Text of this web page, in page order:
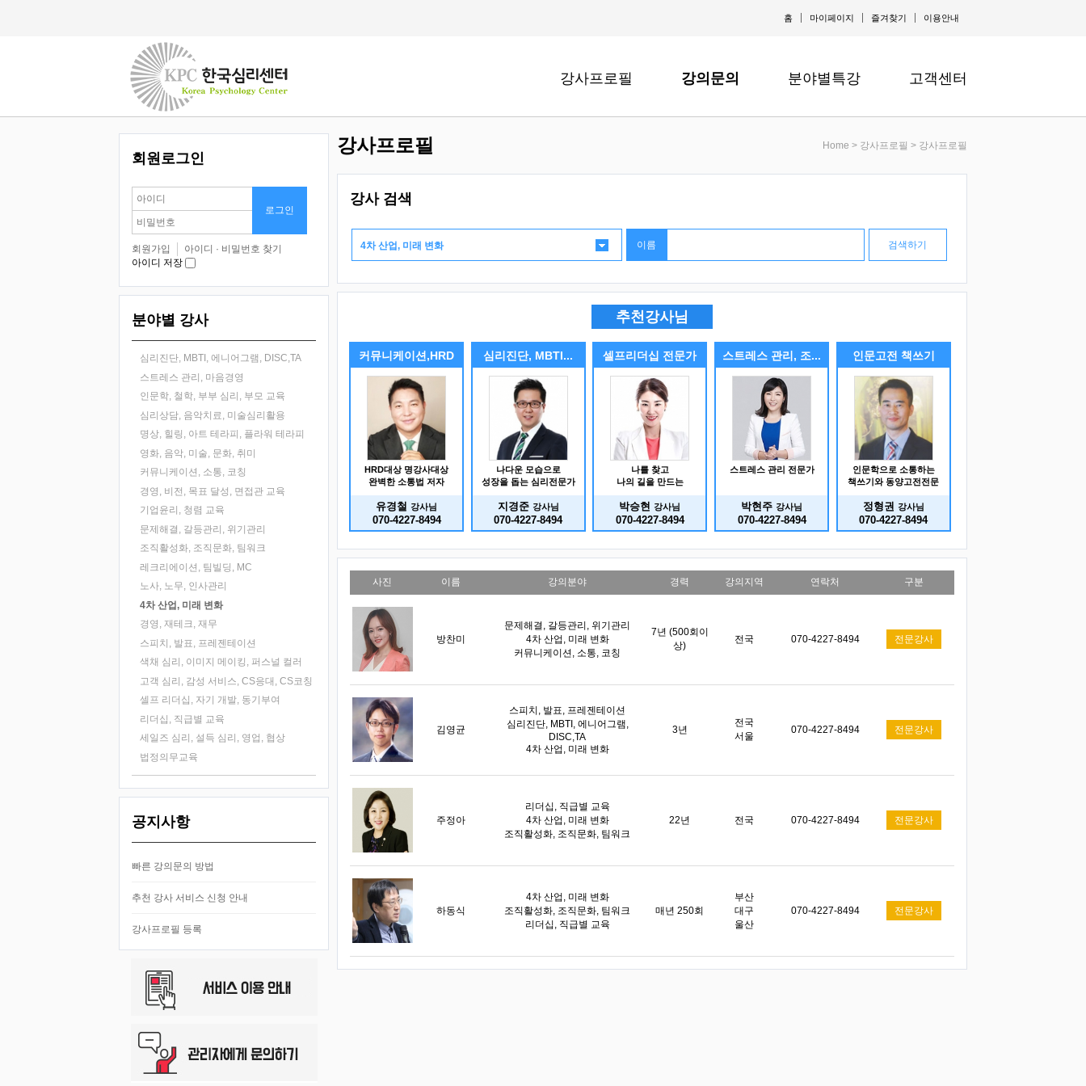
홈 마이페이지 즐겨찾기 이용안내
강사프로필 강의문의 분야별특강 고객센터
회원로그인
회원가입
아이디 · 비밀번호 찾기
아이디 저장
분야별 강사
심리진단, MBTI, 에니어그램, DISC,TA
스트레스 관리, 마음경영
인문학, 철학, 부부 심리, 부모 교육
심리상담, 음악치료, 미술심리활용
명상, 힐링, 아트 테라피, 플라워 테라피
영화, 음악, 미술, 문화, 취미
커뮤니케이션, 소통, 코칭
경영, 비전, 목표 달성, 면접관 교육
기업윤리, 청렴 교육
문제해결, 갈등관리, 위기관리
조직활성화, 조직문화, 팀워크
레크리에이션, 팀빌딩, MC
노사, 노무, 인사관리
4차 산업, 미래 변화
경영, 재테크, 재무
스피치, 발표, 프레젠테이션
색채 심리, 이미지 메이킹, 퍼스널 컬러
고객 심리, 감성 서비스, CS응대, CS코칭
셀프 리더십, 자기 개발, 동기부여
리더십, 직급별 교육
세일즈 심리, 설득 심리, 영업, 협상
법정의무교육
공지사항
빠른 강의문의 방법
추천 강사 서비스 신청 안내
강사프로필 등록
강사프로필 Home > 강사프로필 > 강사프로필
강사 검색
이름
추천강사님
커뮤니케이션,HRD
HRD대상 명강사대상
완벽한 소통법 저자
유경철 강사님
070-4227-8494
심리진단, MBTI...
나다운 모습으로
성장을 돕는 심리전문가
지경준 강사님
070-4227-8494
셀프리더십 전문가
나를 찾고
나의 길을 만드는
박승현 강사님
070-4227-8494
스트레스 관리, 조...
스트레스 관리 전문가
박현주 강사님
070-4227-8494
인문고전 책쓰기
인문학으로 소통하는
책쓰기와 동양고전전문
정형권 강사님
070-4227-8494
사진 이름 강의분야 경력 강의지역 연락처 구분
방찬미
문제해결, 갈등관리, 위기관리
4차 산업, 미래 변화
커뮤니케이션, 소통, 코칭
7년 (500회이
상)
전국 070-4227-8494 전문강사
김영균
스피치, 발표, 프레젠테이션
심리진단, MBTI, 에니어그램,
DISC,TA
4차 산업, 미래 변화
3년
전국
서울
070-4227-8494 전문강사
주정아
리더십, 직급별 교육
4차 산업, 미래 변화
조직활성화, 조직문화, 팀워크
22년 전국 070-4227-8494 전문강사
하동식
4차 산업, 미래 변화
조직활성화, 조직문화, 팀워크
리더십, 직급별 교육
매년 250회
부산
대구
울산
070-4227-8494 전문강사